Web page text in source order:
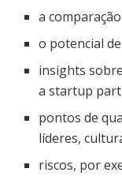
a
o potencial
insights
a startup
pontos de
líderes,
riscos, por